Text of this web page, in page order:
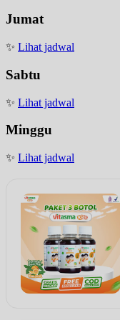
Jumat
✨ Lihat jadwal
Sabtu
✨ Lihat jadwal
Minggu
✨ Lihat jadwal